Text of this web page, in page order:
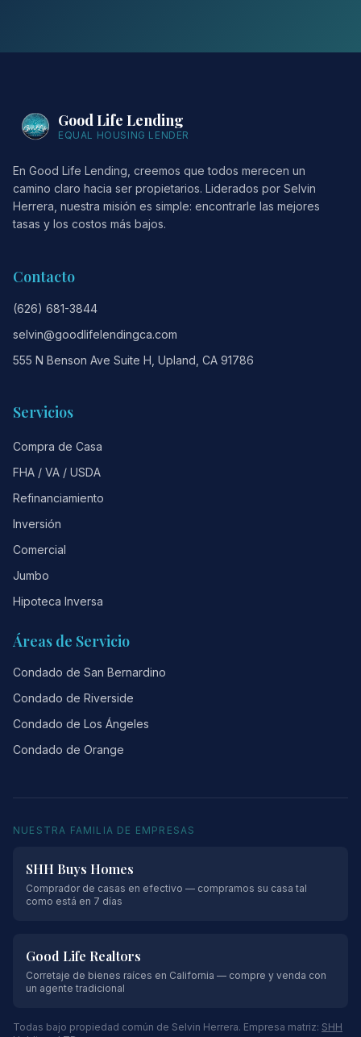
Good Life Lending
EQUAL HOUSING LENDER
En Good Life Lending, creemos que todos merecen un
camino claro hacia ser propietarios. Liderados por Selvin
Herrera, nuestra misión es simple: encontrarle las mejores
tasas y los costos más bajos.
Contacto
(626) 681-3844
selvin@goodlifelendingca.com
555 N Benson Ave Suite H, Upland, CA 91786
Servicios
Compra de Casa
FHA / VA / USDA
Refinanciamiento
Inversión
Comercial
Jumbo
Hipoteca Inversa
Áreas de Servicio
Condado de San Bernardino
Condado de Riverside
Condado de Los Ángeles
Condado de Orange
NUESTRA FAMILIA DE EMPRESAS
SHH Buys Homes
Comprador de casas en efectivo — compramos su casa tal
como está en 7 días
Good Life Realtors
Corretaje de bienes raíces en California — compre y venda con
un agente tradicional
Todas bajo propiedad común de Selvin Herrera. Empresa matriz: SHH